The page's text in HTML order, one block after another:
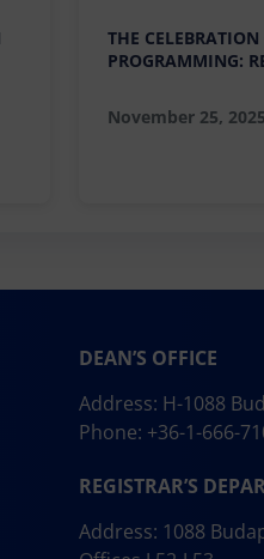
THE CELEBRATION
PROGRAMMING:
November 25, 2025
DEAN’S OFFICE
Address: H-1088
Phone: +36-1-666-
REGISTRAR’S
Address: 1088